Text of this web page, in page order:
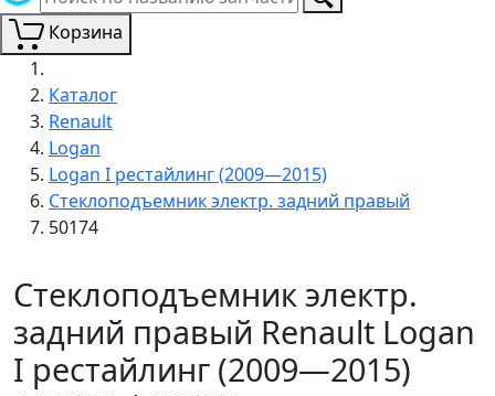
Корзина
Каталог
Renault
Logan
Logan I рестайлинг (2009—2015)
Стеклоподъемник электр. задний правый
50174
Стеклоподъемник электр.
задний правый Renault Logan
I рестайлинг (2009—2015)